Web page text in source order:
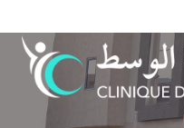
au
contenu